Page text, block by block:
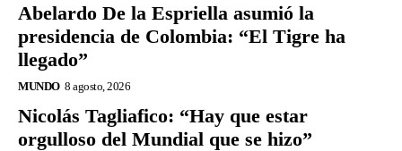
Abelardo De la Espriella asumió la
presidencia de Colombia: “El Tigre ha
llegado”
MUNDO 8 agosto, 2026
Nicolás Tagliafico: “Hay que estar
orgulloso del Mundial que se hizo”